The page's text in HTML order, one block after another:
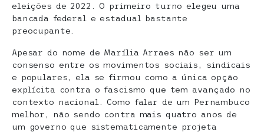
eleições de 2022. O primeiro turno elegeu uma
bancada federal e estadual bastante
preocupante.
Apesar do nome de Marília Arraes não ser um
consenso entre os movimentos sociais, sindicais
e populares, ela se firmou como a única opção
explícita contra o fascismo que tem avançado no
contexto nacional. Como falar de um Pernambuco
melhor, não sendo contra mais quatro anos de
um governo que sistematicamente projeta